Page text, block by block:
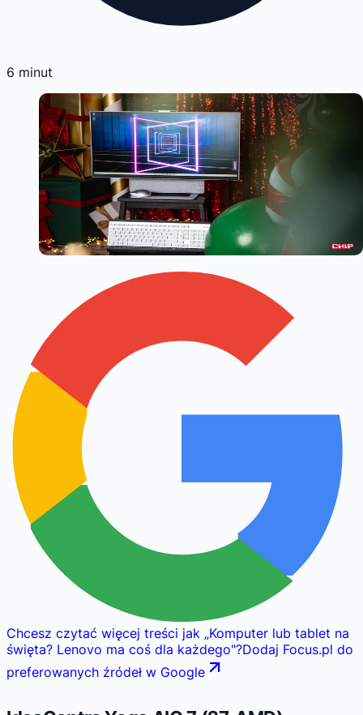
6 minut
Chcesz czytać więcej treści jak „Komputer lub tablet na
święta? Lenovo ma coś dla każdego"?Dodaj Focus.pl do
preferowanych źródeł w Google